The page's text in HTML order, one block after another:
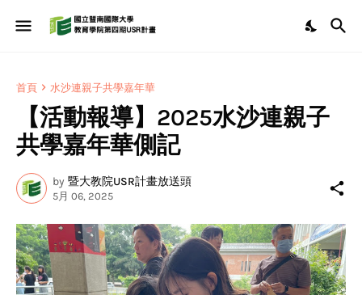
首頁 水沙連親子共學嘉年華
【活動報導】2025水沙連親子
共學嘉年華側記
by 暨大教院USR計畫放送頭
5月 06, 2025